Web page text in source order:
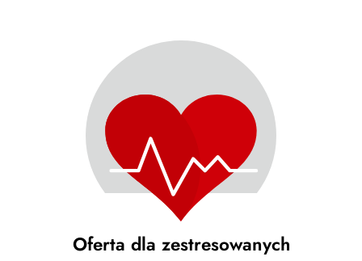
Oferta dla zestresowanych